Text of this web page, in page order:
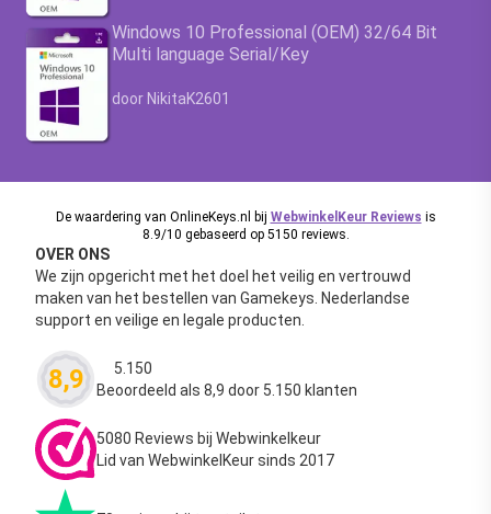
Windows 10 Professional (OEM) 32/64 Bit
Multi language Serial/Key
Waardering4.63
door NikitaK2601
De waardering van OnlineKeys.nl bij WebwinkelKeur Reviews is
8.9/10 gebaseerd op 5150 reviews.
OVER ONS
We zijn opgericht met het doel het veilig en vertrouwd
maken van het bestellen van Gamekeys. Nederlandse
support en veilige en legale producten.
8,9 Waardering
5.150
Beoordeeld als 8,9 door 5.150 klanten
5080 Reviews bij Webwinkelkeur
Lid van WebwinkelKeur sinds 2017